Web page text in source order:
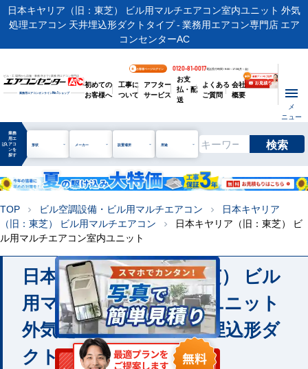
日本キヤリア（旧：東芝） ビル用マルチエアコン室内ユニット 外気
処理エアコン 天井埋込形ダクトタイプ - 業務用エアコン専門店 エア
コンセンターAC
ビル・工場用から店舗・事務所まで | 業務用エアコン専門店
業務用エアコンオンラインNo.1ショップ
お客様ページログイン 0120-81-0017電話受付時間 / 9:00～17:30(月～金)
初めての
お客様へ
工事に
ついて
アフター
サービス
お支
払・配
送
よくある
ご質問
会社
概要
メ
ニュー
manage_search
業務
用エ
アコ
ンを
探す
形状 メーカー 設置場所 用途 検索
TOP chevron_right ビル空調設備・ビル用マルチエアコン chevron_right
日本キヤリア
（旧：東芝） ビル用マルチエアコン
chevron_right
日本キヤリア（旧：東芝） ビ
ル用マルチエアコン室内ユニット
日本キヤリア（旧：東芝） ビル
用マルチエアコン室内ユニット
外気処理エアコン 天井埋込形ダ
クトタイプ